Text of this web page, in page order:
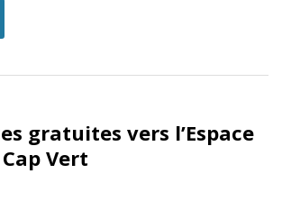
gratuites vers l’Espace
Vert